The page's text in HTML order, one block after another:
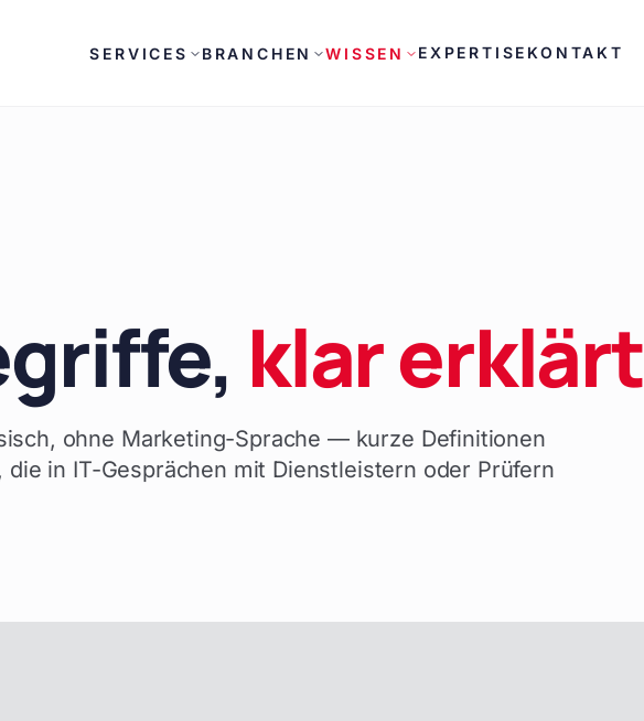
SERVICES BRANCHEN WISSEN EXPERTISE KONTAKT
klar erklärt
ohne Marketing-Sprache — kurze Definitionen
die in IT-Gesprächen mit Dienstleistern oder Prüfern